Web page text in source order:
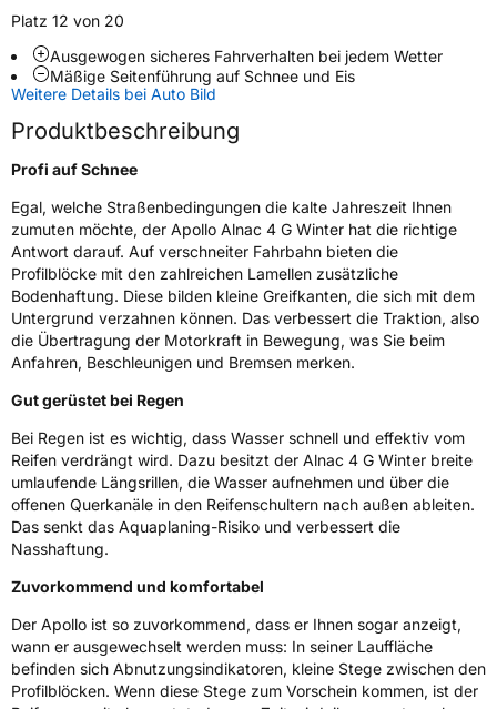
FahrzeugartPKW & SUV
Weitere Eigenschaften
SchlauchtypTL
M+SJa
EU Label
EffizienzD
Nasshaftung
Rollgeräusch (Klasse)B
Rollgeräusch (dB)
71
FahrzeugklasseC1
3PMSF / Schneeflockensymbol / Alpine-Symbol
EisgripNein
EPREL ID771731
Platz 12 von 20
Ausgewogen sicheres Fahrverhalten bei jedem Wetter
Mäßige Seitenführung auf Schnee und Eis
Weitere Details bei Auto Bild
Produktbeschreibung
Profi auf Schnee
Egal, welche Straßenbedingungen die kalte Jahreszeit Ihnen
zumuten möchte, der Apollo Alnac 4 G Winter hat die richtige
Antwort darauf. Auf verschneiter Fahrbahn bieten die
Profilblöcke mit den zahlreichen Lamellen zusätzliche
Bodenhaftung. Diese bilden kleine Greifkanten, die sich mit dem
Untergrund verzahnen können. Das verbessert die Traktion, also
die Übertragung der Motorkraft in Bewegung, was Sie beim
Anfahren, Beschleunigen und Bremsen merken.
Gut gerüstet bei Regen
Bei Regen ist es wichtig, dass Wasser schnell und effektiv vom
Reifen verdrängt wird. Dazu besitzt der Alnac 4 G Winter breite
umlaufende Längsrillen, die Wasser aufnehmen und über die
offenen Querkanäle in den Reifenschultern nach außen ableiten.
Das senkt das Aquaplaning-Risiko und verbessert die
Nasshaftung.
Zuvorkommend und komfortabel
Der Apollo ist so zuvorkommend, dass er Ihnen sogar anzeigt,
wann er ausgewechselt werden muss: In seiner Lauffläche
befinden sich Abnutzungsindikatoren, kleine Stege zwischen den
Profilblöcken. Wenn diese Stege zum Vorschein kommen, ist der